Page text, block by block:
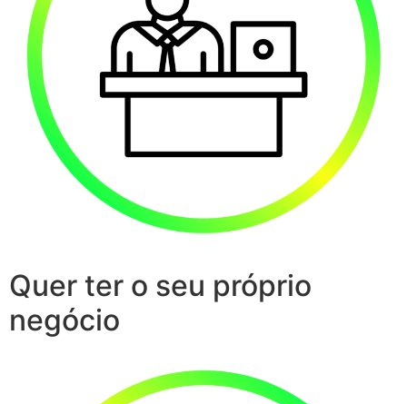
Quer ter o seu próprio
negócio